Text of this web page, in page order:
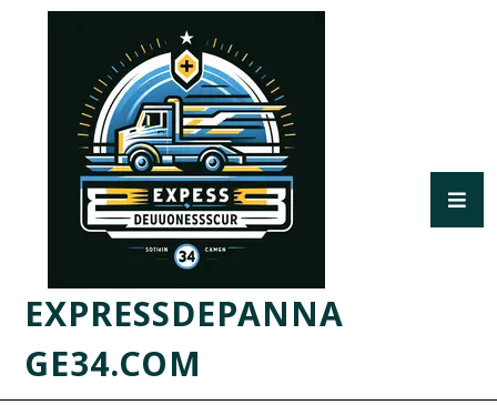
EXPRESSDEPANNA
GE34.COM